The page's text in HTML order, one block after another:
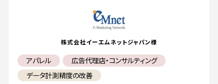
株式会社イーエムネットジャパン様
アパレル
広告代理店・コンサルティング
データ計測精度の改善